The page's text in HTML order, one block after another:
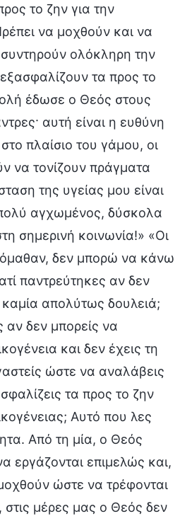
το ζην για την
να μοχθούν και να
συντηρούν ολόκληρη την
τα προς το
έδωσε ο Θεός στους
αυτή είναι η ευθύνη
πλαίσιο του γάμου, οι
να τονίζουν πράγματα
της υγείας μου είναι
αγχωμένος, δύσκολα
σημερινή κοινωνία!» «Οι
δεν μπορώ να κάνω
παντρεύτηκες αν δεν
καμία απολύτως δουλειά;
αν δεν μπορείς να
και δεν έχεις τη
ώστε να αναλάβεις
τα προς το ζην
Αυτό που λες
Από τη μία, ο Θεός
εργάζονται επιμελώς και,
ώστε να τρέφονται
μέρες μας ο Θεός δεν